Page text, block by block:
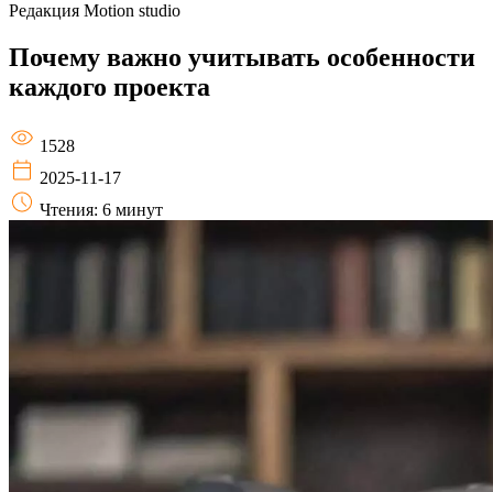
Редакция Motion studio
Почему важно учитывать особенности
каждого проекта
1528
2025-11-17
Чтения: 6 минут